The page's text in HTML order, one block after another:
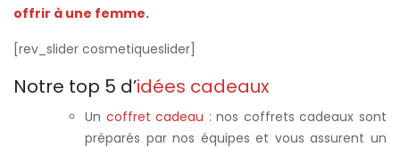
offrir à une femme.
[rev_slider cosmetiqueslider]
Notre top 5 d’idées cadeaux
Un coffret cadeau : nos coffrets cadeaux sont
préparés par nos équipes et vous assurent un